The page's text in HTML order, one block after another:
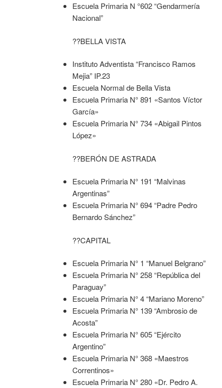
Escuela Primaria N °602 “Gendarmería
Nacional”
??BELLA VISTA
Instituto Adventista “Francisco Ramos
Mejia” IP.23
Escuela Normal de Bella Vista
Escuela Primaria N° 891 «Santos Víctor
García»
Escuela Primaria N° 734 «Abigail Pintos
López»
??BERÓN DE ASTRADA
Escuela Primaria N° 191 “Malvinas
Argentinas”
Escuela Primaria N° 694 “Padre Pedro
Bernardo Sánchez”
??CAPITAL
Escuela Primaria N° 1 “Manuel Belgrano”
Escuela Primaria N° 258 “República del
Paraguay”
Escuela Primaria N° 4 “Mariano Moreno”
Escuela Primaria N° 139 “Ambrosio de
Acosta”
Escuela Primaria N° 605 “Ejército
Argentino”
Escuela Primaria N° 368 «Maestros
Correntinos»
Escuela Primaria N° 280 «Dr. Pedro A.